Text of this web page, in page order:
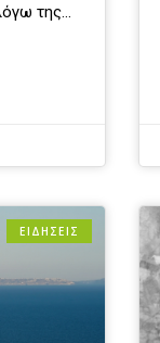
της…
ΕΙΔΗΣΕΙΣ